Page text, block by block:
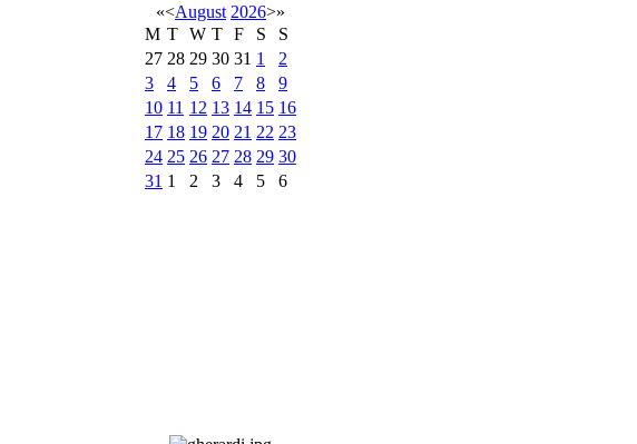
«<August 2026>»
M T W T F S
S
27 28 29 30 31 1
2
3
4 5 6 7 8
9
10 11 12 13 14 15 16
17 18 19 20 21 22 23
24 25 26 27 28 29 30
31 1 2 3 4 5 6